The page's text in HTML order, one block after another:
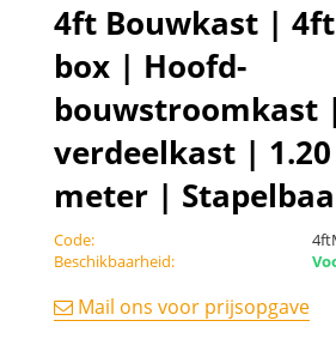
4ft Bouwkast |
box | Hoofd-
bouwstroomkast
verdeelkast | 1.20
meter |
Code:
Beschikbaarheid:
Mail ons voor prijsopgave